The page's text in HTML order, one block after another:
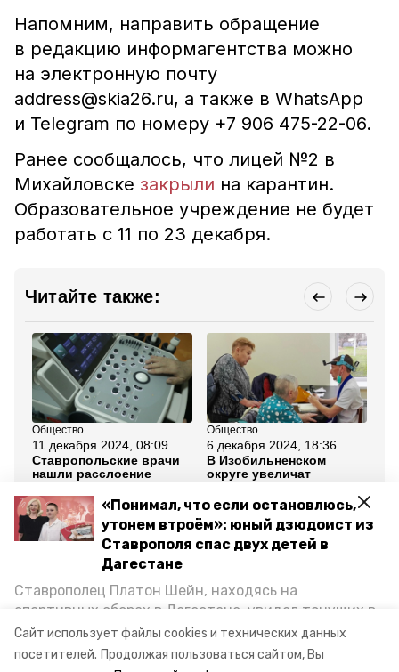
Сайт использует файлы cookies и технических данных
посетителей. Продолжая пользоваться сайтом, Вы
«Понимал, что если остановлюсь,
утонем втроём»: юный дзюдоист из
Ставрополя спас двух детей в
Дагестане
Ставрополец Платон Шейн, находясь на
спортивных сборах в Дегестане, увидел тонущих в
Каспийском море детей и бросился на помощь. По
возвращении домой, отважного мальчика
Напомним, направить обращение
в редакцию информагентства можно
на электронную почту
address@skia26.ru, а также в WhatsApp
и Telegram по номеру +7 906 475-22-06.
Ранее сообщалось, что лицей №2 в
Михайловске закрыли на карантин.
Образовательное учреждение не будет
работать с 11 по 23 декабря.
Читайте также:
Общество
11 декабря 2024, 08:09
Ставропольские врачи
нашли расслоение
аорты и спасли
пациента
Общество
6 декабря 2024, 18:36
В Изобильненском
округе увеличат
мобильных бригад
врачей
Все новости
ставропольский край медицина
вакцинация